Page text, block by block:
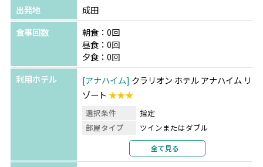
※テーマ・パークチケット料金は日程により異なります。
詳細はお問合せください。
★こちらのツアーは1名様ではご参加いただけません。
シンガポール航空以外の航空会社利用プランにてお問い合
わせください。
★混雑時には経由便も含めて最安値プランをご提案させて
お気軽にお申し付けください！
出発地
成田
食事回数
朝食：0回
昼食：0回
夕食：0回
利用ホテル
アナハイム クラリオン ホテル アナハイム リ
ゾート ★★★
選択条件
指定
部屋タイプ
ツインまたはダブル
2名1室利用
部屋カテゴリ
全て見る